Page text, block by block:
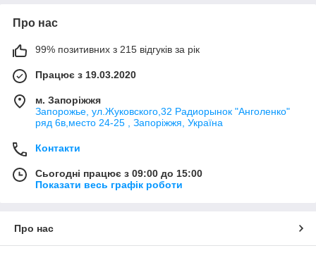
Про нас
99% позитивних з 215 відгуків за рік
Працює з 19.03.2020
м. Запоріжжя
Запорожье, ул.Жуковского,32 Радиорынок "Анголенко"
ряд 6в,место 24-25 , Запоріжжя, Україна
Контакти
Сьогодні працює з 09:00 до 15:00
Показати весь графік роботи
Про нас